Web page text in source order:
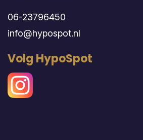
06-23796450
info@hypospot.nl
Volg HypoSpot